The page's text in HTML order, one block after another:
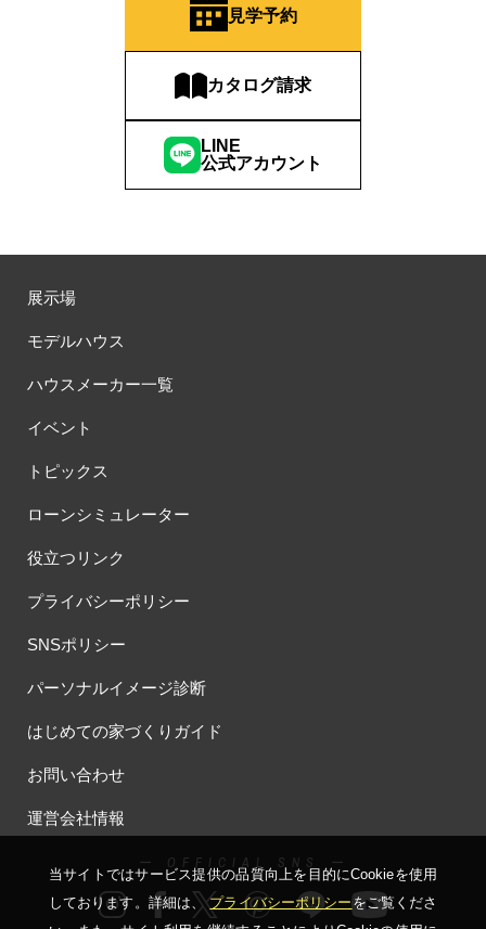
見学予約
カタログ請求
LINE
公式アカウント
展示場
モデルハウス
ハウスメーカー一覧
イベント
トピックス
ローンシミュレーター
役立つリンク
プライバシーポリシー
SNSポリシー
パーソナルイメージ診断
はじめての家づくりガイド
お問い合わせ
運営会社情報
ー OFFICIAL SNS ー
当サイトではサービス提供の品質向上を⽬的にCookieを使⽤
しております。詳細は、プライバシーポリシーをご覧くださ